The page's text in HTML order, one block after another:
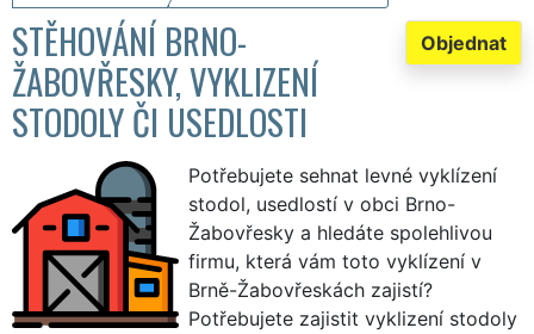
Objednat
STĚHOVÁNÍ BRNO-
ŽABOVŘESKY, VYKLIZENÍ
STODOLY ČI USEDLOSTI
Potřebujete sehnat levné vyklízení
stodol, usedlostí v obci Brno-
Žabovřesky a hledáte spolehlivou
firmu, která vám toto vyklízení v
Brně-Žabovřeskách zajistí?
Potřebujete zajistit vyklizení stodoly